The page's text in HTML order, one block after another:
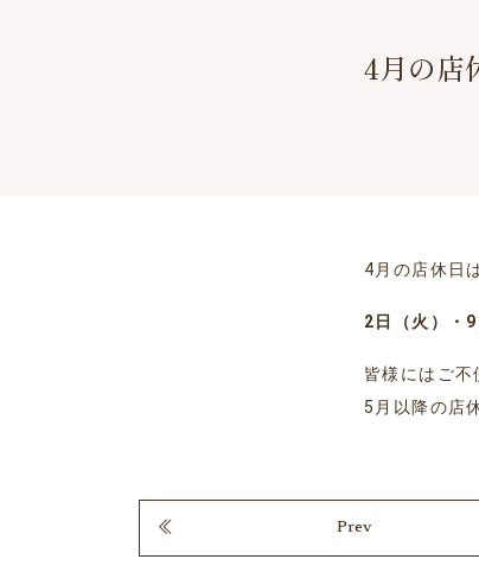
4月の店
4月の店休日
2日（火）・
皆様にはご不
5月以降の店
Prev